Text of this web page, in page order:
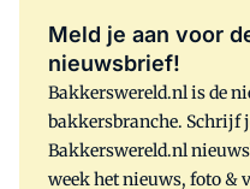
zegt
dit
Meld je aan voor
nieuwsbrief!
Bakkerswereld.nl is de
bakkersbranche. Schrijf
Bakkerswereld.nl
week het nieuws, foto &